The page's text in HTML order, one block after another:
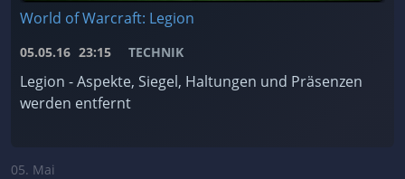
World of Warcraft: Legion
05.05.16 23:15 TECHNIK
Legion - Aspekte, Siegel, Haltungen und Präsenzen
werden entfernt
05. Mai